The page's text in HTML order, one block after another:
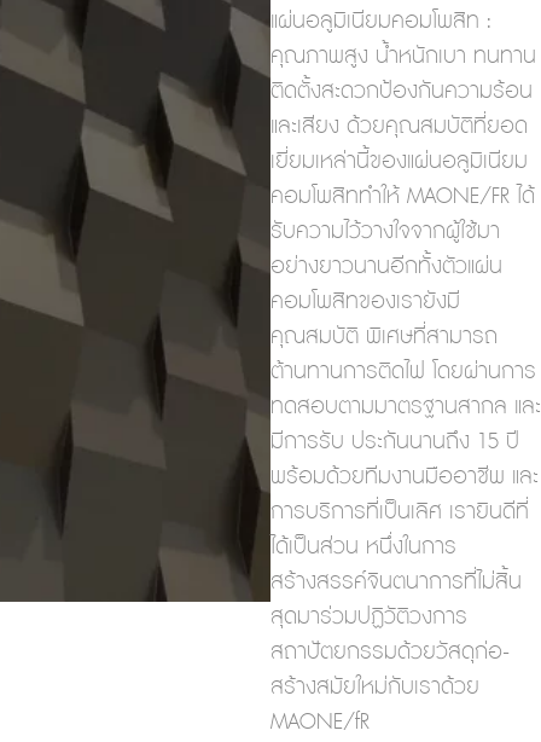
แผ่นอลูมิเนียมคอมโพสิท :
คุณภาพสูง น้ำหนักเบา ทนทาน
ติดตั้งสะดวกป้องกันความร้อน
และเสียง ด้วยคุณสมบัติที่ยอด
เยี่ยมเหล่านี้ของแผ่นอลูมิเนียม
คอมโพสิททำให้ MAONE/FR ได้
รับความไว้วางใจจากผู้ใช้มา
อย่างยาวนานอีกทั้งตัวแผ่น
คอมโพสิทของเรายังมี
คุณสมบัติ พิเศษที่สามารถ
ต้านทานการติดไฟ โดยผ่านการ
ทดสอบตามมาตรฐานสากล และ
มีการรับ ประกันนานถึง 15 ปี
พร้อมด้วยทีมงานมืออาชีพ และ
การบริการที่เป็นเลิศ เรายินดีที่
ได้เป็นส่วน หนึ่งในการ
สร้างสรรค์จินตนาการที่ไม่สิ้น
สุดมาร่วมปฏิวัติวงการ
สถาปัตยกรรมด้วยวัสดุก่อ-
สร้างสมัยใหม่กับเราด้วย
MAONE/fR